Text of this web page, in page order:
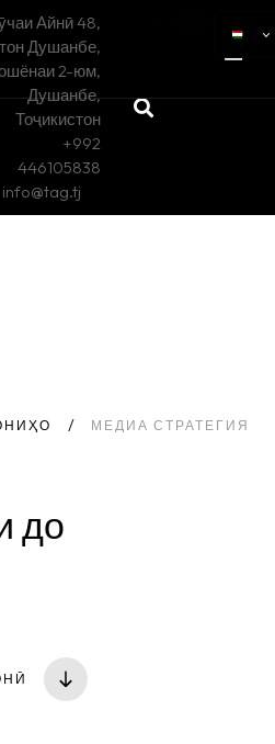
Айнӣ 48,
Душанбе,
2-юм,
Душанбе,
Тоҷикистон
+992
446105838
info@tag.tj
МЕДИА СТРАТЕГИЯ
до